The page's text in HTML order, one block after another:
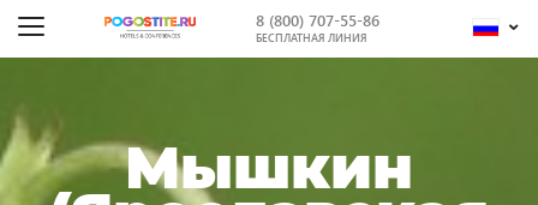
8 (800) 707-55-86
БЕСПЛАТНАЯ ЛИНИЯ
Мышкин